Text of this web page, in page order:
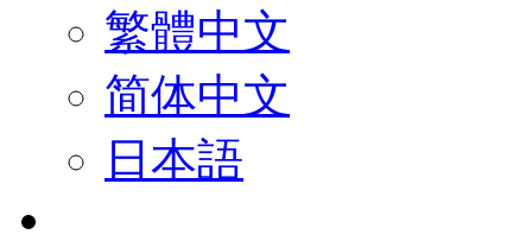
繁體中文
简体中文
日本語